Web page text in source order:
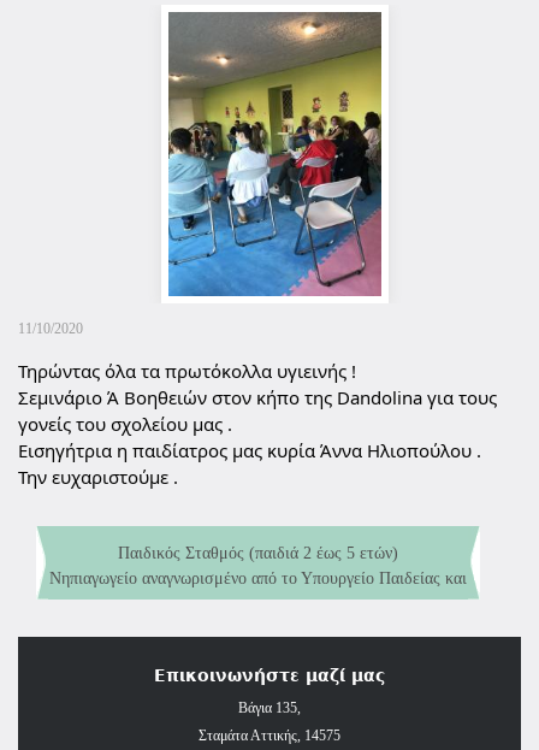
11/10/2020
Τηρώντας όλα τα πρωτόκολλα υγιεινής !
Σεμινάριο Ά Βοηθειών στον κήπο της Dandolina για τους
γονείς του σχολείου μας .
Εισηγήτρια η παιδίατρος μας κυρία Άννα Ηλιοπούλου .
Την ευχαριστούμε .
Παιδικός Σταθμός (παιδιά 2 έως 5 ετών)
Νηπιαγωγείο αναγνωρισμένο από το Υπουργείο Παιδείας και
Θρησκευμάτων (παιδιά 5 έως 6 ετών)
Εξυπηρετούμε τις περιοχές: Άγιο Στέφανο, Διόνυσο, Εκάλη,
Αφίδνες, Καπανδρίτι, Εύξεινο Πόντο, Κάτω Κηφισιά και
Επικοινωνήστε μαζί μας
Βάγια 135,
Σταμάτα Αττικής, 14575